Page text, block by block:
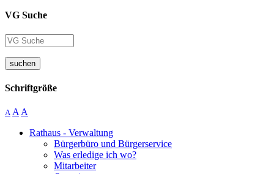
VG Suche
suchen
Schriftgröße
A A A
Rathaus - Verwaltung
Bürgerbüro und Bürgerservice
Was erledige ich wo?
Mitarbeiter